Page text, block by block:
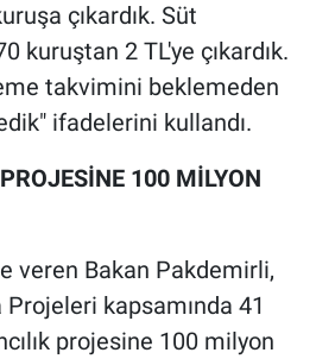
çıkardık. Süt
kuruştan 2 TL'ye çıkardık.
takvimini beklemeden
ifadelerini kullandı.
100 MİLYON
veren Bakan Pakdemirli,
kapsamında 41
projesine 100 milyon